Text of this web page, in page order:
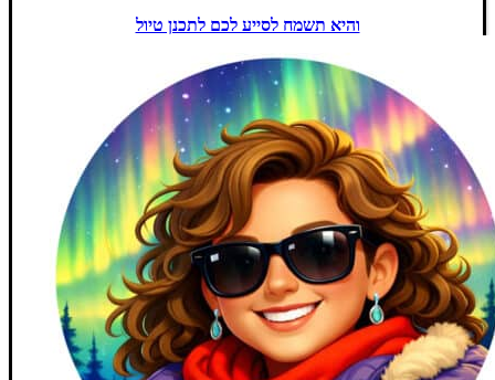
והיא תשמח לסייע לכם לתכנן טיול